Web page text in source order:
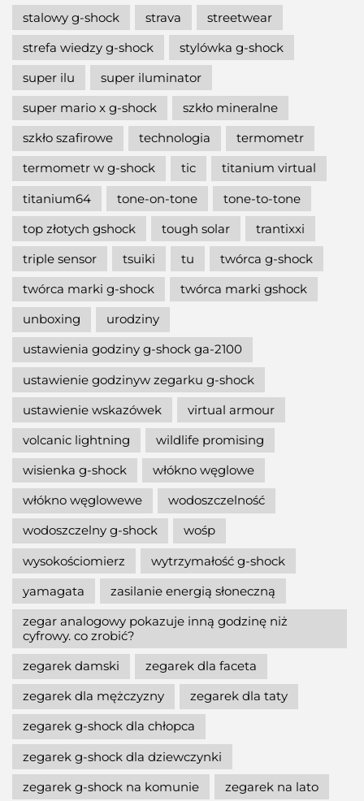
stalowy g-shock
strava
streetwear
strefa wiedzy g-shock
stylówka g-shock
super ilu
super iluminator
super mario x g-shock
szkło mineralne
szkło szafirowe
technologia
termometr
termometr w g-shock
tic
titanium virtual
titanium64
tone-on-tone
tone-to-tone
top złotych gshock
tough solar
trantixxi
triple sensor
tsuiki tu
twórca g-shock
twórca marki g-shock
twórca marki gshock
unboxing
urodziny
ustawienia godziny g-shock ga-2100
ustawienie godzinyw zegarku g-shock
ustawienie wskazówek
virtual armour
volcanic lightning
wildlife promising
wisienka g-shock
włókno węglowe
włókno węglowewe
wodoszczelność
wodoszczelny g-shock
wośp
wysokościomierz
wytrzymałość g-shock
yamagata
zasilanie energią słoneczną
zegar analogowy pokazuje inną godzinę niż
cyfrowy. co zrobić?
zegarek damski
zegarek dla faceta
zegarek dla mężczyzny
zegarek dla taty
zegarek g-shock dla chłopca
zegarek g-shock dla dziewczynki
zegarek g-shock na komunie
zegarek na lato